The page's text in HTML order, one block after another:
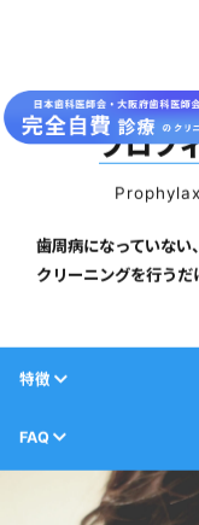
プロフ
歯周病になっていない
クリーニングを行うだ
特徴
FAQ